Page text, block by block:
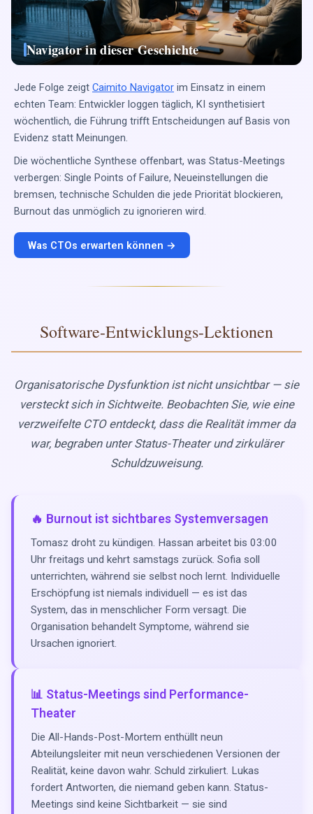
Navigator in dieser Geschichte
Jede Folge zeigt Caimito Navigator im Einsatz in einem
echten Team: Entwickler loggen täglich, KI synthetisiert
wöchentlich, die Führung trifft Entscheidungen auf Basis von
Evidenz statt Meinungen.
Die wöchentliche Synthese offenbart, was Status-Meetings
verbergen: Single Points of Failure, Neueinstellungen die
bremsen, technische Schulden die jede Priorität blockieren,
Burnout das unmöglich zu ignorieren wird.
Was CTOs erwarten können →
Software-Entwicklungs-Lektionen
Organisatorische Dysfunktion ist nicht unsichtbar — sie
versteckt sich in Sichtweite. Beobachten Sie, wie eine
verzweifelte CTO entdeckt, dass die Realität immer da
war, begraben unter Status-Theater und zirkulärer
Schuldzuweisung.
🔥 Burnout ist sichtbares Systemversagen
Tomasz droht zu kündigen. Hassan arbeitet bis 03:00
Uhr freitags und kehrt samstags zurück. Sofia soll
unterrichten, während sie selbst noch lernt. Individuelle
Erschöpfung ist niemals individuell — es ist das
System, das in menschlicher Form versagt. Die
Organisation behandelt Symptome, während sie
Ursachen ignoriert.
📊 Status-Meetings sind Performance-
Theater
Die All-Hands-Post-Mortem enthüllt neun
Abteilungsleiter mit neun verschiedenen Versionen der
Realität, keine davon wahr. Schuld zirkuliert. Lukas
fordert Antworten, die niemand geben kann. Status-
Meetings sind keine Sichtbarkeit — sie sind